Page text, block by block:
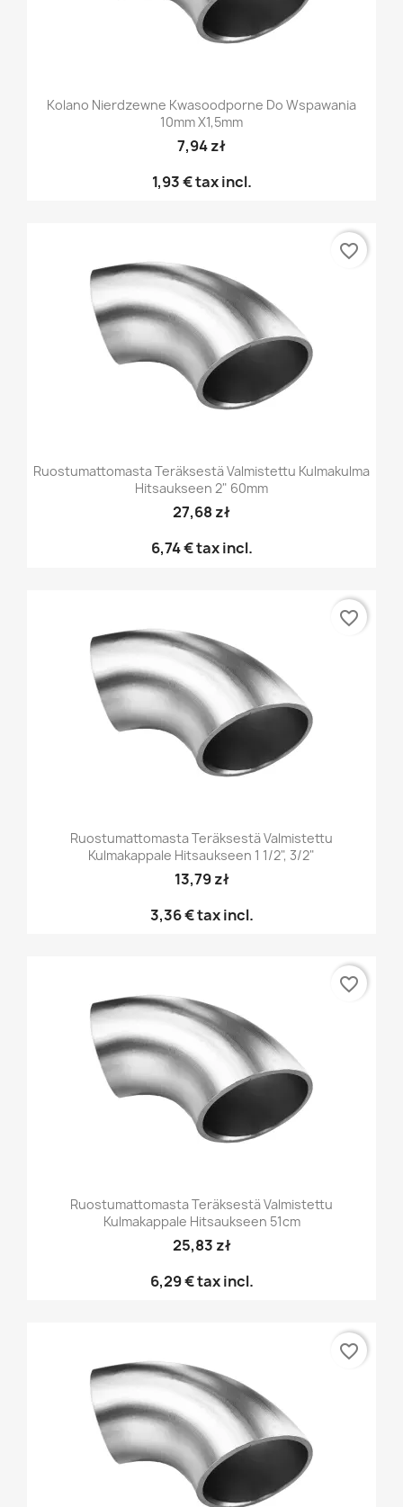
Kolano Nierdzewne Kwasoodporne Do Wspawania
10mm X1,5mm
7,94 zł
1,93 €tax incl.
Ruostumattomasta Teräksestä Valmistettu Kulmakulma
Hitsaukseen 2" 60mm
27,68 zł
6,74 €tax incl.
favorite_border
Ruostumattomasta Teräksestä Valmistettu
Kulmakappale Hitsaukseen 1 1/2", 3/2"
13,79 zł
3,36 €tax incl.
favorite_border
Ruostumattomasta Teräksestä Valmistettu
Kulmakappale Hitsaukseen 51cm
25,83 zł
6,29 €tax incl.
favorite_border
favorite_border